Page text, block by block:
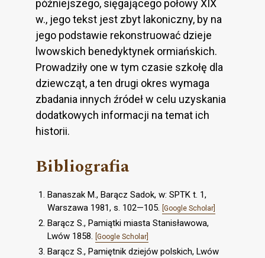
późniejszego, sięgającego połowy XIX
w., jego tekst jest zbyt lakoniczny, by na
jego podstawie rekonstruować dzieje
lwowskich benedyktynek ormiańskich.
Prowadziły one w tym czasie szkołę dla
dziewcząt, a ten drugi okres wymaga
zbadania innych źródeł w celu uzyskania
dodatkowych informacji na temat ich
historii.
Bibliografia
Banaszak M., Barącz Sadok, w: SPTK t. 1,
Warszawa 1981, s. 102—105. [Google Scholar]
Barącz S., Pamiątki miasta Stanisławowa,
Lwów 1858. [Google Scholar]
Barącz S., Pamiętnik dziejów polskich, Lwów